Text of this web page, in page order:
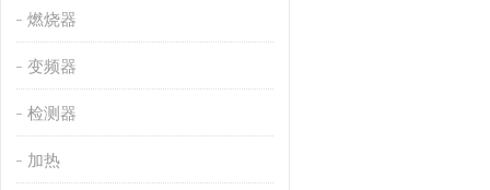
燃烧器
变频器
检测器
加热